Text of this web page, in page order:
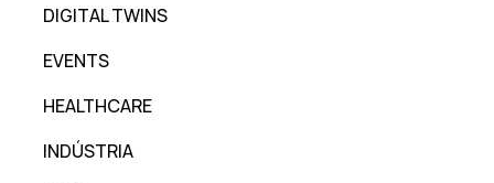
DIGITAL TWINS
EVENTS
HEALTHCARE
INDÚSTRIA